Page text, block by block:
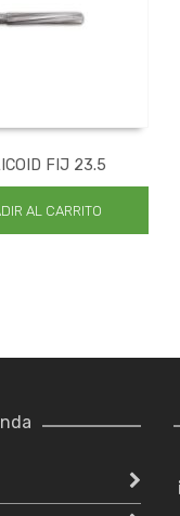
FIJ 23.5
AL CARRITO